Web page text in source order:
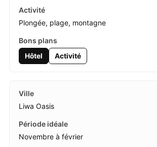
Plongée, plage, montagne
Hôtel Activité
Liwa Oasis
Novembre à février